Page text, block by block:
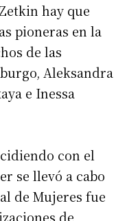
hay que
pioneras en la
de las
Aleksandra
e Inessa
con el
se llevó a cabo
de Mujeres fue
de